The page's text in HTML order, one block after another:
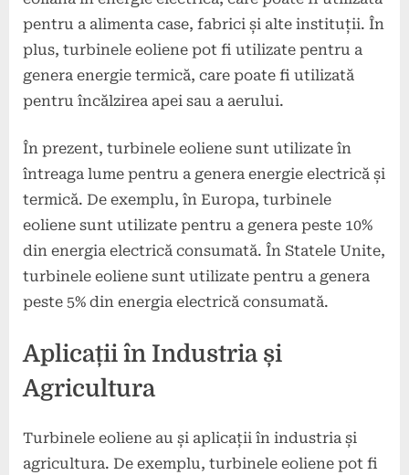
pentru a alimenta case, fabrici și alte instituții. În
plus, turbinele eoliene pot fi utilizate pentru a
genera energie termică, care poate fi utilizată
pentru încălzirea apei sau a aerului.
În prezent, turbinele eoliene sunt utilizate în
întreaga lume pentru a genera energie electrică și
termică. De exemplu, în Europa, turbinele
eoliene sunt utilizate pentru a genera peste 10%
din energia electrică consumată. În Statele Unite,
turbinele eoliene sunt utilizate pentru a genera
peste 5% din energia electrică consumată.
Aplicații în Industria și
Agricultura
Turbinele eoliene au și aplicații în industria și
agricultura. De exemplu, turbinele eoliene pot fi